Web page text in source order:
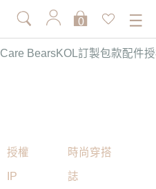
0
Care BearsKOL訂製包款配件
授權
IP
時尚穿搭
誌